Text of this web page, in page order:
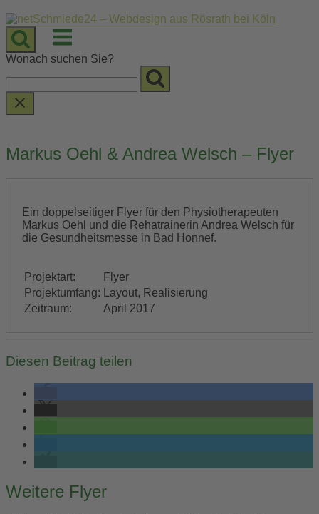
Skip
to
content
Menu
Wonach suchen Sie?
Markus Oehl & Andrea Welsch – Flyer
Ein doppelseitiger Flyer für den Physiotherapeuten
Markus Oehl und die Rehatrainerin Andrea Welsch für
die Gesundheitsmesse in Bad Honnef.
Projektart:
Flyer
Projektumfang:
Layout, Realisierung
Zeitraum:
April 2017
Diesen Beitrag teilen
Post
Weitere Flyer